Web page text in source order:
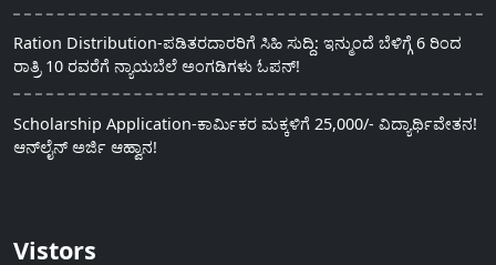
Ration Distribution-ಪಡಿತರದಾರರಿಗೆ ಸಿಹಿ ಸುದ್ದಿ: ಇನ್ಮುಂದೆ ಬೆಳಿಗ್ಗೆ 6 ರಿಂದ
ರಾತ್ರಿ 10 ರವರೆಗೆ ನ್ಯಾಯಬೆಲೆ ಅಂಗಡಿಗಳು ಓಪನ್!
Scholarship Application-ಕಾರ್ಮಿಕರ ಮಕ್ಕಳಿಗೆ 25,000/- ವಿದ್ಯಾರ್ಥಿವೇತನ!
ಆನ್‍ಲೈನ್ ಅರ್ಜಿ ಆಹ್ವಾನ!
Vistors